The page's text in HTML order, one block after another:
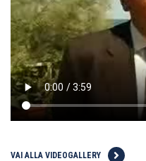
VAI ALLA VIDEOGALLERY